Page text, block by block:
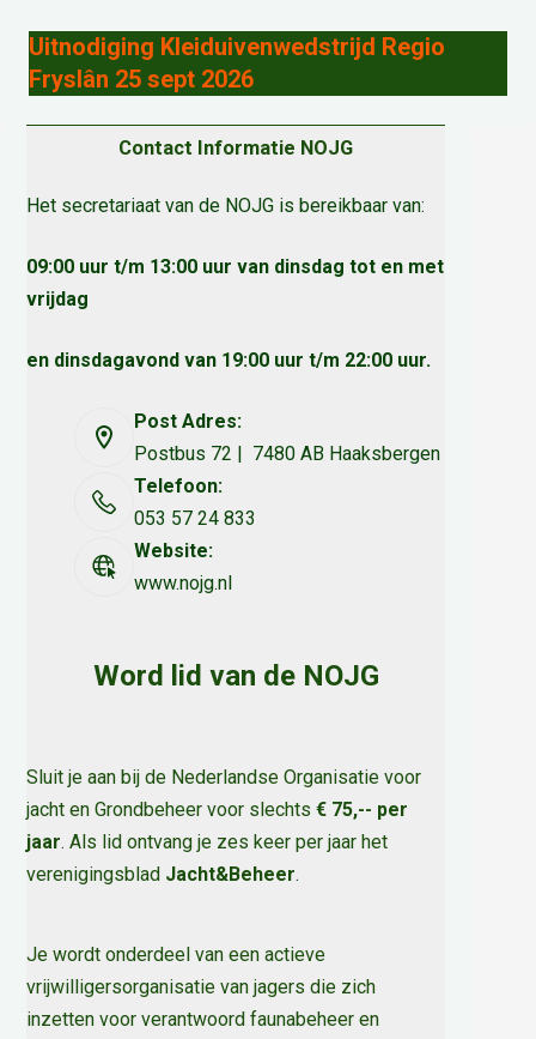
Uitnodiging Kleiduivenwedstrijd Regio
Fryslân 25 sept 2026
Contact Informatie NOJG
Het secretariaat van de NOJG is bereikbaar van:
09:00 uur t/m 13:00 uur van dinsdag tot en met
vrijdag
en dinsdagavond van 19:00 uur t/m 22:00 uur.
Post Adres:
Postbus 72 | 7480 AB Haaksbergen
Telefoon:
053 57 24 833
Website:
www.nojg.nl
Word lid van de NOJG
Sluit je aan bij de Nederlandse Organisatie voor
jacht en Grondbeheer voor slechts€ 75,-- per
jaar. Als lid ontvang je zes keer per jaar het
verenigingsblad Jacht&Beheer.
Je wordt onderdeel van een actieve
vrijwilligersorganisatie van jagers die zich
inzetten voor verantwoord faunabeheer en